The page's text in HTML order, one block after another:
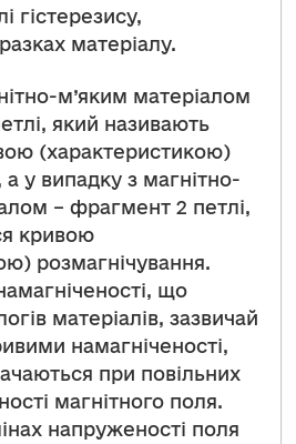
гістерезису,
матеріалу.
м’яким матеріалом
який називають
(характеристикою)
а у випадку з магнітно-
– фрагмент 2 петлі,
кривою
розмагнічування.
що
матеріалів, зазвичай
намагніченості,
при повільних
магнітного поля.
напруженості поля